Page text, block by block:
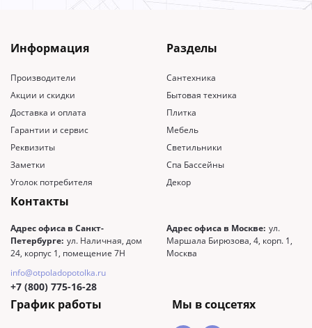
Информация
Производители
Акции и скидки
Доставка и оплата
Гарантии и сервис
Реквизиты
Заметки
Уголок потребителя
Разделы
Сантехника
Бытовая техника
Плитка
Мебель
Светильники
Спа Бассейны
Декор
Контакты
Адрес офиса в Санкт-
Петербурге: ул. Наличная, дом
24, корпус 1, помещение 7Н
Адрес офиса в Москве: ул.
Маршала Бирюзова, 4, корп. 1,
Москва
info@otpoladopotolka.ru
+7 (800) 775-16-28
График работы Мы в соцсетях